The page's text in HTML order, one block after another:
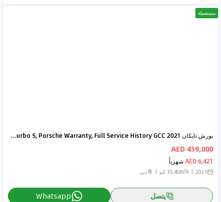
مستعملة
بورش تايكان 2021 Porsche Taycan Turbo S, Porsche Warranty, Full Service History GCC
459,000 AED
6,421 AED شهرياً
2021 10,408 كم دبي
يتصل Whatsapp